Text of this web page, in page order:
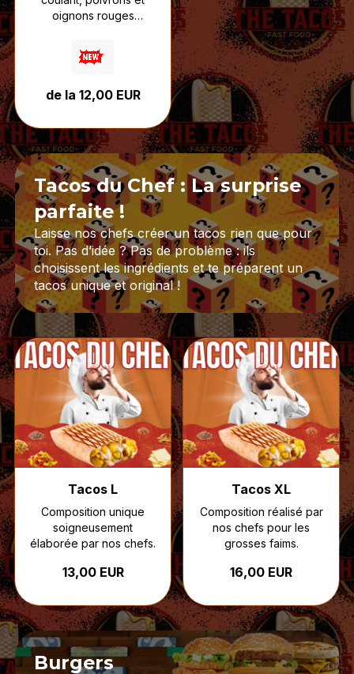
oignons rouges
accompagnés de sauce
fromagère et de votre
Un tacos inspiré des
relevé, fondant et plein
de caractère.
de la 12,00 EUR
Tacos du Chef : La surprise
parfaite !
Laisse nos chefs créer un tacos rien que pour
toi. Pas d’idée ? Pas de problème : ils
choisissent les ingrédients et te préparent un
tacos unique et original !
Tacos L
Composition unique
soigneusement
élaborée par nos chefs.
13,00 EUR
Tacos XL
Composition réalisé par
nos chefs pour les
grosses faims.
16,00 EUR
Burgers